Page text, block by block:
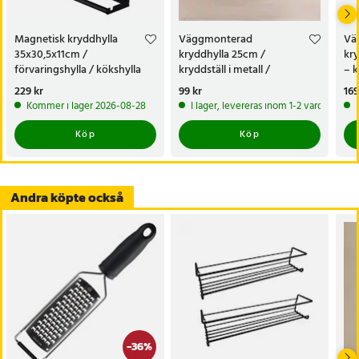
Magnetisk kryddhylla
35x30,5x11cm /
förvaringshylla / kökshylla
med magnetfäste till kyl- och
frys
Pris:229 kr
229 kr
Kommer i lager 2026-08-28
Köp
Väggmonterad
kryddhylla 25cm /
kryddställ i metall /
kryddförvaring
Pris:
99 kr
I lager, levereras inom 1-2 vardagar
Köp
–
Andra köpte också
-36%